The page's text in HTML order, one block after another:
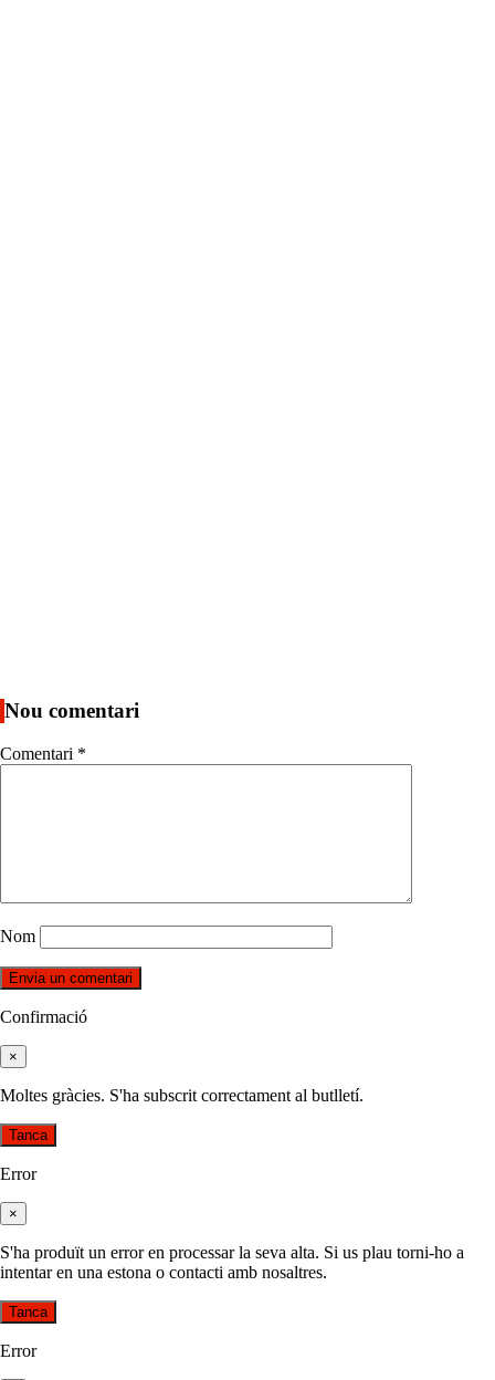
Nou comentari
Comentari *
Nom
Confirmació
×
Moltes gràcies. S'ha subscrit correctament al butlletí.
Tanca
Error
×
S'ha produït un error en processar la seva alta. Si us plau torni-ho a
intentar en una estona o contacti amb nosaltres.
Tanca
Error